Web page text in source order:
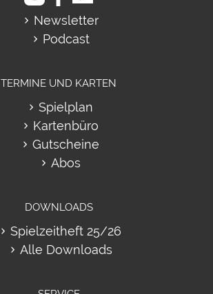
Newsletter
Podcast
TERMINE UND KARTEN
Spielplan
Kartenbüro
Gutscheine
Abos
DOWNLOADS
Spielzeitheft 25/26
Alle Downloads